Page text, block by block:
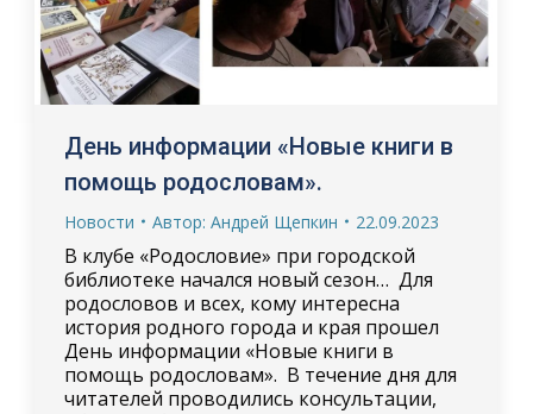
День информации «Новые книги в
помощь родословам».
Новости Автор: Андрей Щепкин 22.09.2023
В клубе «Родословие» при городской
библиотеке начался новый сезон… Для
родословов и всех, кому интересна
история родного города и края прошел
День информации «Новые книги в
помощь родословам». В течение дня для
читателей проводились консультации,